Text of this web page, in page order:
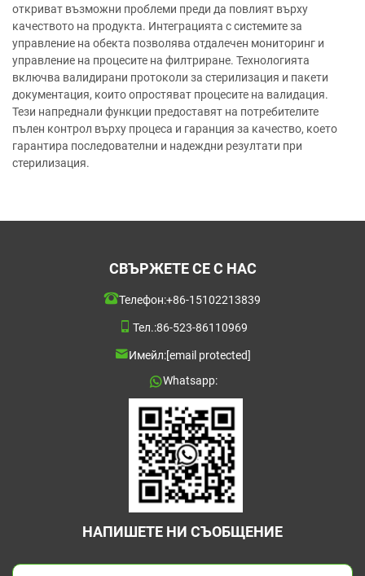
откриват възможни проблеми преди да повлият върху
качеството на продукта. Интеграцията с системите за
управление на обекта позволява отдалечен мониторинг и
управление на процесите на филтриране. Технологията
включва валидирани протоколи за стерилизация и пакети
документация, които опростяват процесите на валидация.
Тези напреднали функции предоставят на потребителите
пълен контрол върху процеса и гаранция за качество, което
гарантира последователни и надеждни резултати при
стерилизация.
СВЪРЖЕТЕ СЕ С НАС
Телефон:+86-15102213839
Тел.:86-523-86110969
Имейл:[email protected]
Whatsapp:
НАПИШЕТЕ НИ СЪОБЩЕНИЕ